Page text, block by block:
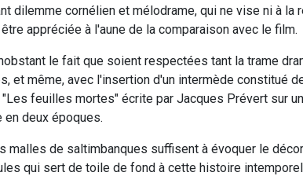
dilemme cornélien et mélodrame, qui ne vise ni à la
appréciée à l'aune de la comparaison avec le film.
le fait que soient respectées tant la trame
et même, avec l'insertion d'un intermède constitué
"Les feuilles mortes" écrite par Jacques Prévert sur
en deux époques.
malles de saltimbanques suffisent à évoquer le
qui sert de toile de fond à cette histoire